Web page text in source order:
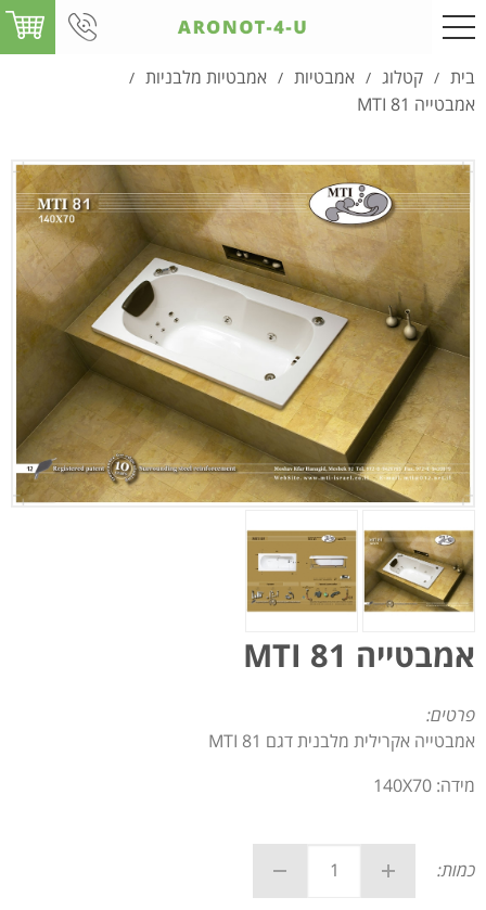
בית / קטלוג / אמבטיות / אמבטיות מלבניות /
אמבטייה MTI 81
אמבטייה MTI 81
פרטים:
אמבטייה אקרילית מלבנית דגם MTI 81
מידה: 140X70
כמות: